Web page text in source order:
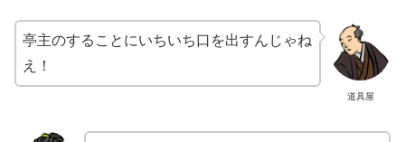
道具屋
亭主のすることにいちいち口を出すんじゃね
え！